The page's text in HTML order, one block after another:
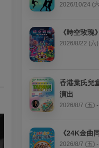
2026/10/24 (
《時空玫
2026/8/22 (六
香港葉氏兒
演出
2026/8/7 (五)
《24K金曲
2026/8/7 (五)